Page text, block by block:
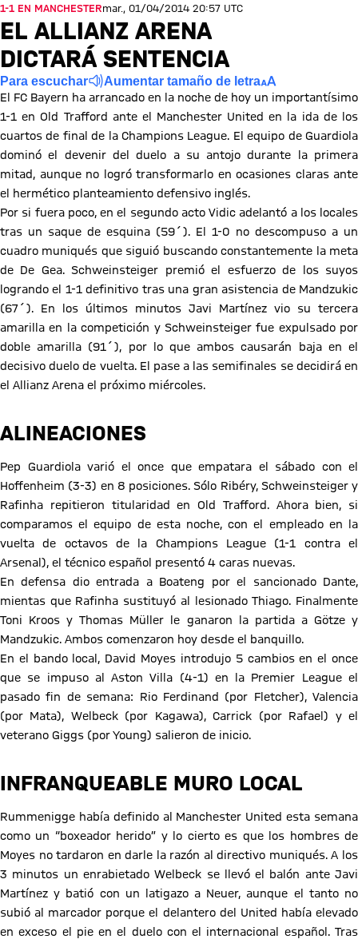
1-1 EN MANCHESTERmar., 01/04/2014 20:57 UTC
EL ALLIANZ ARENA
DICTARÁ SENTENCIA
Para escuchar Aumentar tamaño de letra
El FC Bayern ha arrancado en la noche de hoy un importantísimo
1-1 en Old Trafford ante el Manchester United en la ida de los
cuartos de final de la Champions League. El equipo de Guardiola
dominó el devenir del duelo a su antojo durante la primera
mitad, aunque no logró transformarlo en ocasiones claras ante
el hermético planteamiento defensivo inglés.
Por si fuera poco, en el segundo acto Vidic adelantó a los locales
tras un saque de esquina (59´). El 1-0 no descompuso a un
cuadro muniqués que siguió buscando constantemente la meta
de De Gea. Schweinsteiger premió el esfuerzo de los suyos
logrando el 1-1 definitivo tras una gran asistencia de Mandzukic
(67´). En los últimos minutos Javi Martínez vio su tercera
amarilla en la competición y Schweinsteiger fue expulsado por
doble amarilla (91´), por lo que ambos causarán baja en el
decisivo duelo de vuelta. El pase a las semifinales se decidirá en
el Allianz Arena el próximo miércoles.
ALINEACIONES
Pep Guardiola varió el once que empatara el sábado con el
Hoffenheim (3-3) en 8 posiciones. Sólo Ribéry, Schweinsteiger y
Rafinha repitieron titularidad en Old Trafford. Ahora bien, si
comparamos el equipo de esta noche, con el empleado en la
vuelta de octavos de la Champions League (1-1 contra el
Arsenal), el técnico español presentó 4 caras nuevas.
En defensa dio entrada a Boateng por el sancionado Dante,
mientas que Rafinha sustituyó al lesionado Thiago. Finalmente
Toni Kroos y Thomas Müller le ganaron la partida a Götze y
Mandzukic. Ambos comenzaron hoy desde el banquillo.
En el bando local, David Moyes introdujo 5 cambios en el once
que se impuso al Aston Villa (4-1) en la Premier League el
pasado fin de semana: Rio Ferdinand (por Fletcher), Valencia
(por Mata), Welbeck (por Kagawa), Carrick (por Rafael) y el
veterano Giggs (por Young) salieron de inicio.
INFRANQUEABLE MURO LOCAL
Rummenigge había definido al Manchester United esta semana
como un “boxeador herido” y lo cierto es que los hombres de
Moyes no tardaron en darle la razón al directivo muniqués. A los
3 minutos un enrabietado Welbeck se llevó el balón ante Javi
Martínez y batió con un latigazo a Neuer, aunque el tanto no
subió al marcador porque el delantero del United había elevado
en exceso el pie en el duelo con el internacional español. Tras